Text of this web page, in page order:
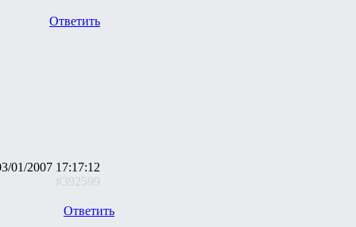
Ответить
01/2007 17:17:12
#392599
Ответить